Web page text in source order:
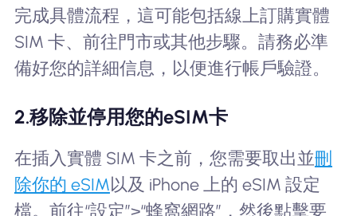
完成具體流程，這可能包括線上訂購實體
SIM 卡、前往門市或其他步驟。請務必準
備好您的詳細信息，以便進行帳戶驗證。
2.移除並停用您的eSIM卡
在插入實體 SIM 卡之前，您需要取出並刪
除你的 eSIM以及 iPhone 上的 eSIM 設定
檔。前往“設定”>“蜂窩網路”，然後點擊要